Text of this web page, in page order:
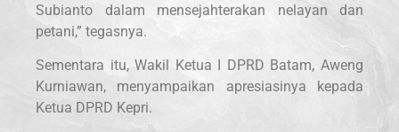
Subianto dalam mensejahterakan nelayan dan
petani,” tegasnya.
Sementara itu, Wakil Ketua I DPRD Batam, Aweng
Kurniawan, menyampaikan apresiasinya kepada
Ketua DPRD Kepri.